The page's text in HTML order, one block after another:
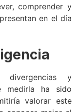
comprender y
en el día
divergencias y
medirla ha sido
valorar este